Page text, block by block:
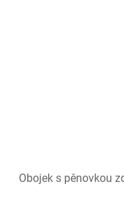
Obojek s pěnovkou